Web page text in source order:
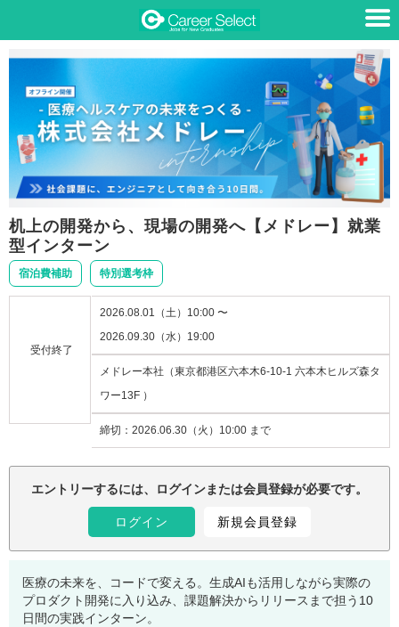
机上の開発から、現場の開発へ【メドレー】就業
型インターン
宿泊費補助 特別選考枠
受付終了
2026.08.01（土）10:00 〜
2026.09.30（水）19:00
メドレー本社（東京都港区六本木6-10-1 六本木ヒルズ森タ
ワー13F ）
締切： 2026.06.30（火）10:00 まで
注意事項：
エントリーするには、ログインまたは会員登録が必要です。
ログイン 新規会員登録
医療の未来を、コードで変える。生成AIも活用しながら実際の
プロダクト開発に入り込み、課題解決からリリースまで担う10
日間の実践インターン。